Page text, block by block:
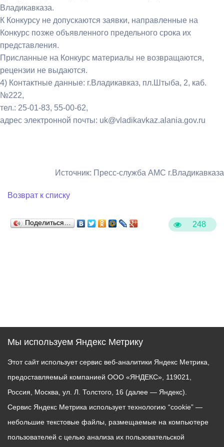
248
Владикавказа.
К Конкурсу не допускаются заявки, направленные на
Конкурс позже объявленного предельного срока их
представления.
Присланные на Конкурс материалы не возвращаются,
рецензии не выдаются.
4) Контактные данные: г.Владикавказ, пл.Штыба, 2, каб.
№222,
тел.: 25-01-83, 55-00-62,
адрес электронной почты: uk@vladikavkaz.alania.gov.ru
Источник: Пресс-служба АМС г.Владикавказа
Возврат к списку
Поделиться…
Мы используем Яндекс Метрику
Этот сайт использует сервис веб-аналитики Яндекс Метрика,
предоставляемый компанией ООО «ЯНДЕКС», 119021,
Россия, Москва, ул. Л. Толстого, 16 (далее — Яндекс).
Сервис Яндекс Метрика использует технологию “cookie” —
небольшие текстовые файлы, размещаемые на компьютере
пользователей с целью анализа их пользовательской